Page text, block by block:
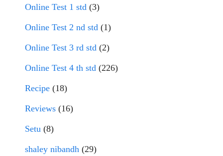
Online Test 1 std (3)
Online Test 2 nd std (1)
Online Test 3 rd std (2)
Online Test 4 th std (226)
Recipe (18)
Reviews (16)
Setu (8)
shaley nibandh (29)